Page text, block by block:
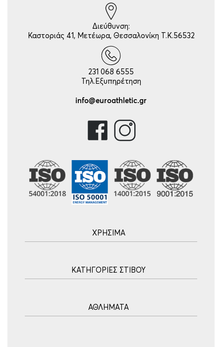
Διεύθυνση:
Καστοριάς 41, Μετέωρα, Θεσσαλονίκη Τ.Κ.56532
231 068 6555
Τηλ.Εξυπηρέτηση
info@euroathletic.gr
ΧΡΗΣΙΜΑ
Blog
Τρόποι Πληρωμής
ΚΑΤΗΓΟΡΙΕΣ ΣΤΙΒΟΥ
Σφυροβολία
ΑΘΛΗΜΑΤΑ